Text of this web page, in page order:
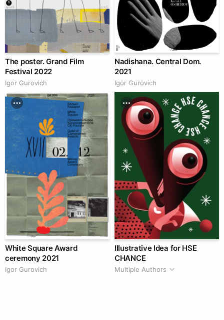
The poster. Grand Film
Festival 2022
Igor Gurovich
Nadishana. Central Dom.
2021
Igor Gurovich
White Square Award
ceremony 2021
Igor Gurovich
Illustrative Idea for HSE
CHANCE
Multiple Authors